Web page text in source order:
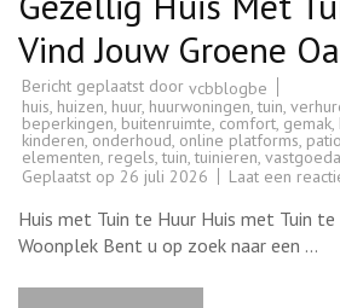
Vind Jouw Groene
Bericht geplaatst door vcbblogbe
huis, huizen, huur, huurwoningen,tuin,
beperkingen, buitenruimte, comfort, gemak,
kinderen, onderhoud, online platforms, patio
elementen, regels,tuin,tuinieren,
Geplaatst op 26 juli 2026 Laat een
Huis met Tuin te Huur Huis met Tuin te
Woonplek Bent u op zoek naar een …